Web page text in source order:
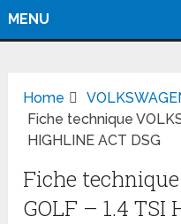
MENU
Home
Fiche technique
HIGHLINE ACT DSG
Fiche
GOLF – 1.4 TSI